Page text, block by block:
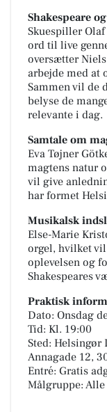
Shakespeare
Skuespiller Olaf
ord til live
oversætter
arbejde med at
Sammen vil de
belyse de
relevante i dag.
Samtale om
Eva Tøjner
magtens natur
vil give
har formet
Musikalsk
Else-Marie
orgel, hvilket
oplevelsen og
Shakespeares
Praktisk
Dato: Onsdag
Tid: Kl. 19:00
Sted: Helsingør
Annagade 12,
Entré: Gratis
Målgruppe: Alle